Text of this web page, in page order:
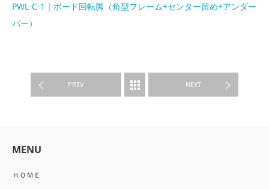
PWL-C-1｜ボード回転脚（角型フレーム+センター留め+アンダー
バー）
PREV
PRODUCTS NEXT
MENU
ＨＯＭＥ